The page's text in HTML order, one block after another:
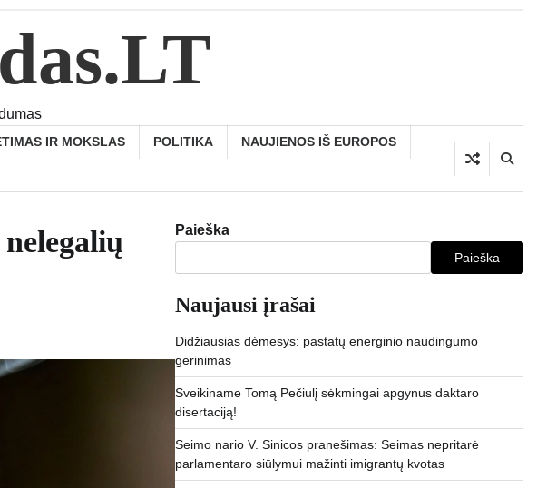
IR MOKSLAS POLITIKA NAUJIENOS IŠ EUROPOS
Paieška
Paieška
Naujausi įrašai
Didžiausias dėmesys: pastatų energinio naudingumo
gerinimas
Sveikiname Tomą Pečiulį sėkmingai apgynus daktaro
disertaciją!
Seimo nario V. Sinicos pranešimas: Seimas nepritarė
parlamentaro siūlymui mažinti imigrantų kvotas